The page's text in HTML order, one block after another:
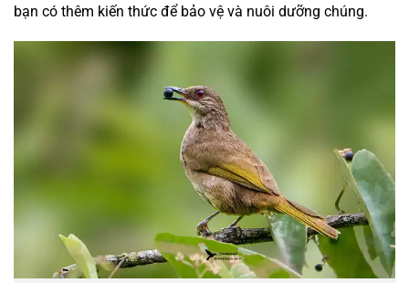
bạn có thêm kiến thức để bảo vệ và nuôi dưỡng chúng.